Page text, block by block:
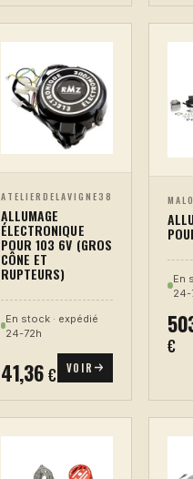
ATELIERDELAVIGNE38
ALLUMAGE
ÉLECTRONIQUE
POUR 103 6V (GROS
CÔNE ET
RUPTEURS)
En stock · expédié
24-72h
41,36€ VOIR
En
24-
€